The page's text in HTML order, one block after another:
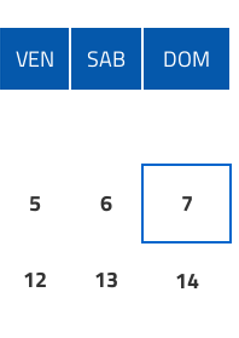
VEN SAB DOM
5 6 7
12 13 14